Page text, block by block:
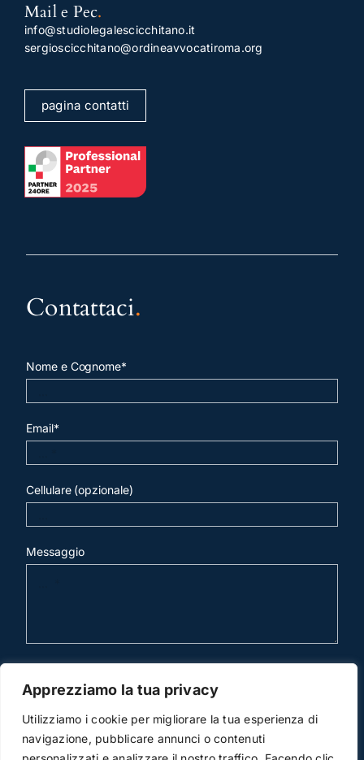
Apprezziamo la tua privacy
Utilizziamo i cookie per migliorare la tua esperienza di
navigazione, pubblicare annunci o contenuti
Mail e Pec.
info@studiolegalescicchitano.it
sergioscicchitano@ordineavvocatiroma.org
pagina contatti
Contattaci.
Nome e Cognome*
Email*
Cellulare (opzionale)
Messaggio
invia mail